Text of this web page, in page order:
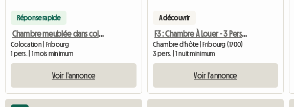
Réponse rapide
Chambre meublée dans coloc à 2 filles
Colocation | Fribourg
1 pers. | 1 mois minimum
Voir l'annonce
A découvrir
F3 : Chambre À Louer - 3 Personnes
Chambre d'hôte | Fribourg (1700)
3 pers. | 1 nuit minimum
Voir l'annonce